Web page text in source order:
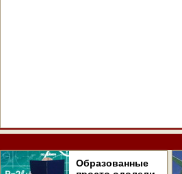
Образованные